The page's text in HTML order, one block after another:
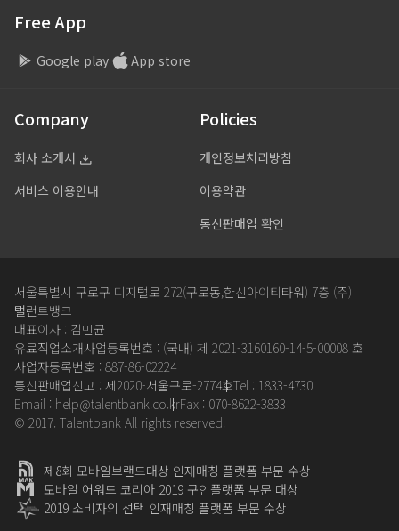
Company
회사 소개서
서비스 이용안내
Policies
개인정보처리방침
이용약관
통신판매업 확인
Free App
Google play App store
서울특별시 구로구 디지털로 272(구로동,한신아이티타워) 7층 (주)
탤런트뱅크
대표이사 : 김민균
유료직업소개사업등록번호 : (국내) 제 2021-3160160-14-5-00008 호
사업자등록번호 : 887-86-02224
통신판매업신고 : 제2020-서울구로-2774호Tel : 1833-4730
Email : help@talentbank.co.krFax : 070-8622-3833
© 2017. Talentbank All rights reserved.
제8회 모바일브랜드대상 인재매칭 플랫폼 부문 수상
모바일 어워드 코리아 2019 구인플랫폼 부문 대상
2019 소비자의 선택 인재매칭 플랫폼 부문 수상